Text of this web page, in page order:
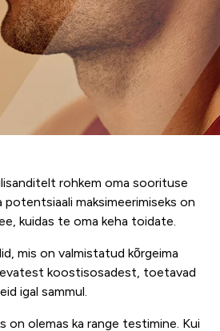
rohkem oma soorituse
potentsiaali maksimeerimiseks on
kuidas te oma keha toidate.
mis on valmistatud kõrgeima
koostisosadest, toetavad
igal sammul.
on olemas ka range testimine. Kui